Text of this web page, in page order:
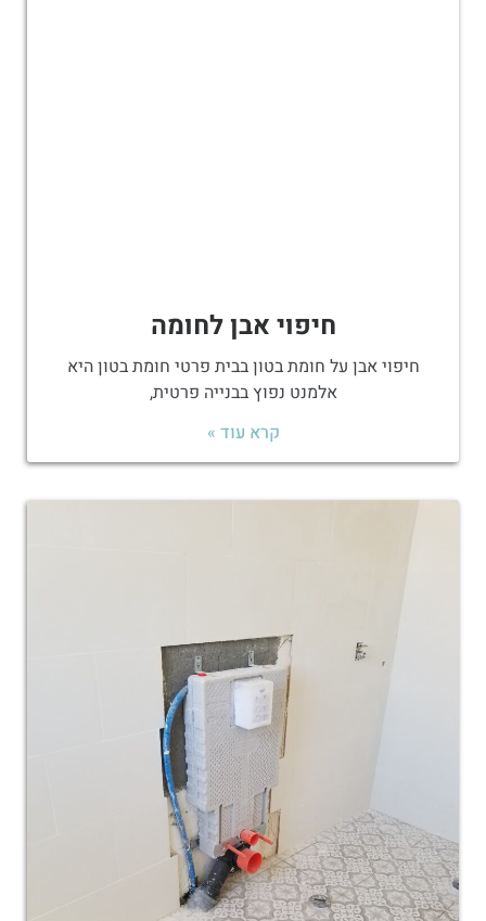
חיפוי אבן לחומה
חיפוי אבן על חומת בטון בבית פרטי חומת בטון היא
אלמנט נפוץ בבנייה פרטית,
קרא עוד »